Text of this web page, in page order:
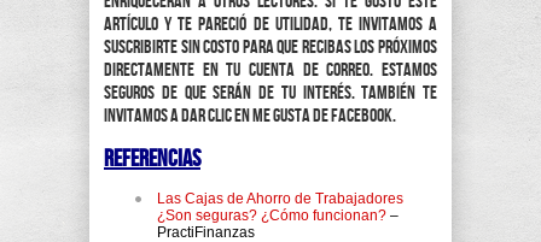
artículo y te pareció de utilidad, te invitamos a
suscribirte sin costo para que recibas los próximos
directamente en tu cuenta de correo. Estamos
seguros de que serán de tu interés. También te
invitamos a dar clic en Me Gusta de Facebook.
Referencias
Las Cajas de Ahorro de Trabajadores
¿Son seguras? ¿Cómo funcionan? –
PractiFinanzas